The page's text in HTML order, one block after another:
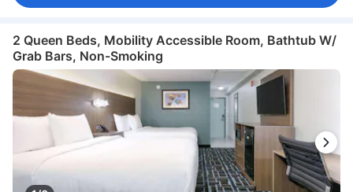
2 Queen Beds, Mobility Accessible Room, Bathtub W/
Grab Bars, Non-Smoking